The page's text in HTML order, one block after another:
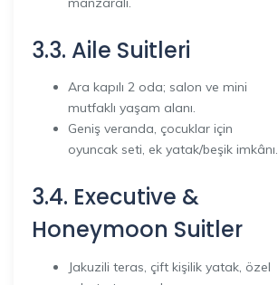
3.3. Aile Suitleri
Ara kapılı 2 oda; salon ve mini
mutfaklı yaşam alanı.
Geniş veranda, çocuklar için
oyuncak seti, ek yatak/beşik imkânı.
3.4. Executive &
Honeymoon Suitler
Jakuzili teras, çift kişilik yatak, özel